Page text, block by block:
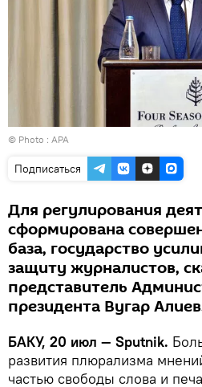
© Photo : APA
Подписаться
Для регулирования
сформирована
база, государство
защиту журналистов,
представитель
президента Вугар
БАКУ, 20 июл — Sputnik.
развития плюрализма
частью свободы слова и